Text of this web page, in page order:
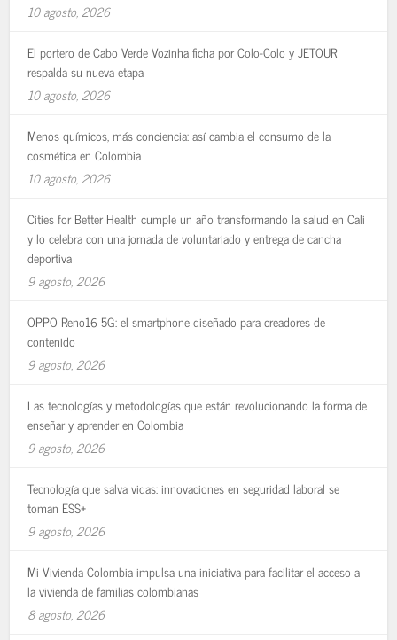
10 agosto, 2026
El portero de Cabo Verde Vozinha ficha por Colo-Colo y JETOUR
respalda su nueva etapa
10 agosto, 2026
Menos químicos, más conciencia: así cambia el consumo de la
cosmética en Colombia
10 agosto, 2026
Cities for Better Health cumple un año transformando la salud en Cali
y lo celebra con una jornada de voluntariado y entrega de cancha
deportiva
9 agosto, 2026
OPPO Reno16 5G: el smartphone diseñado para creadores de
contenido
9 agosto, 2026
Las tecnologías y metodologías que están revolucionando la forma de
enseñar y aprender en Colombia
9 agosto, 2026
Tecnología que salva vidas: innovaciones en seguridad laboral se
toman ESS+
9 agosto, 2026
Mi Vivienda Colombia impulsa una iniciativa para facilitar el acceso a
la vivienda de familias colombianas
8 agosto, 2026